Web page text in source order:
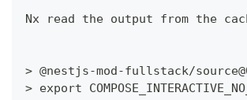
Nx read the output from the
> @nestjs-mod-fullstack/
> export